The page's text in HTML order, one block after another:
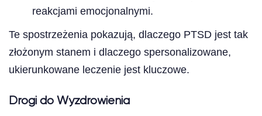
reakcjami emocjonalnymi.
Te spostrzeżenia pokazują, dlaczego PTSD jest tak
złożonym stanem i dlaczego spersonalizowane,
ukierunkowane leczenie jest kluczowe.
Drogi do Wyzdrowienia